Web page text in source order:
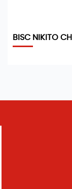
BISC NIKITO